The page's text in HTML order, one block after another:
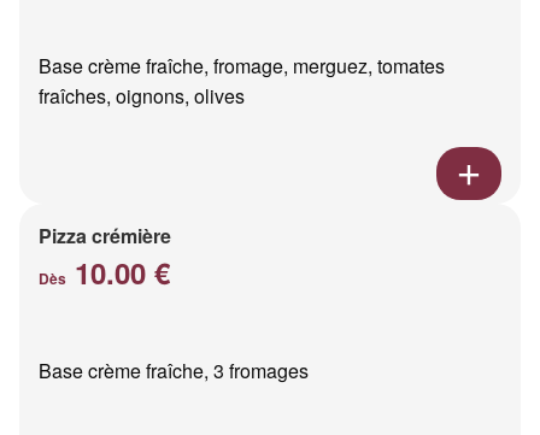
Base crème fraîche, fromage, merguez, tomates
fraîches, oignons, olives
Pizza crémière
Dès 10.00 €
Base crème fraîche, 3 fromages